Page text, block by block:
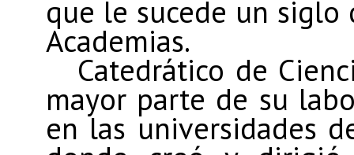
que le sucede un siglo
Academias.
Catedrático de
mayor parte de su
en las universidades